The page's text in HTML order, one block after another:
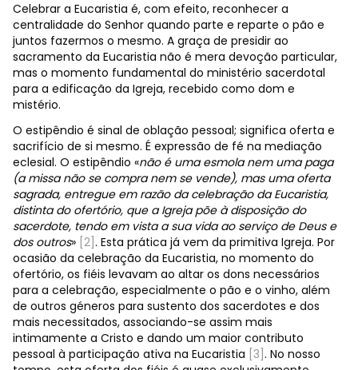
Celebrar a Eucaristia é, com efeito, reconhecer a
centralidade do Senhor quando parte e reparte o pão e
juntos fazermos o mesmo. A graça de presidir ao
sacramento da Eucaristia não é mera devoção particular,
mas o momento fundamental do ministério sacerdotal
para a edificação da Igreja, recebido como dom e
mistério.
O estipêndio é sinal de oblação pessoal; significa oferta e
sacrifício de si mesmo. É expressão de fé na mediação
eclesial. O estipêndio «não é uma esmola nem uma paga
(a missa não se compra nem se vende), mas uma oferta
sagrada, entregue em razão da celebração da Eucaristia,
distinta do ofertório, que a Igreja põe à disposição do
sacerdote, tendo em vista a sua vida ao serviço de Deus e
dos outros» [2] . Esta prática já vem da primitiva Igreja. Por
ocasião da celebração da Eucaristia, no momento do
ofertório, os fiéis levavam ao altar os dons necessários
para a celebração, especialmente o pão e o vinho, além
de outros géneros para sustento dos sacerdotes e dos
mais necessitados, associando-se assim mais
intimamente a Cristo e dando um maior contributo
pessoal à participação ativa na Eucaristia [3] . No nosso